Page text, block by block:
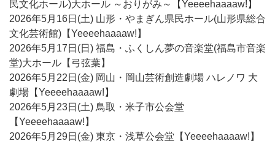
民文化ホール)大ホール ～おりがみ～【Yeeeehaaaaw!】
2026年5月16日(土) 山形・やまぎん県民ホール(山形県総合
文化芸術館)【Yeeeehaaaaw!】
2026年5月17日(日) 福島・ふくしん夢の音楽堂(福島市音楽
堂)大ホール【弓弦葉】
2026年5月22日(金) 岡山・岡山芸術創造劇場 ハレノワ 大
劇場【Yeeeehaaaaw!】
2026年5月23日(土) 鳥取・米子市公会堂
【Yeeeehaaaaw!】
2026年5月29日(金) 東京・浅草公会堂【Yeeeehaaaaw!】